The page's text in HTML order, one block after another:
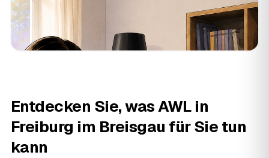
Entdecken Sie, was AWL in
Freiburg im Breisgau für Sie tun
kann